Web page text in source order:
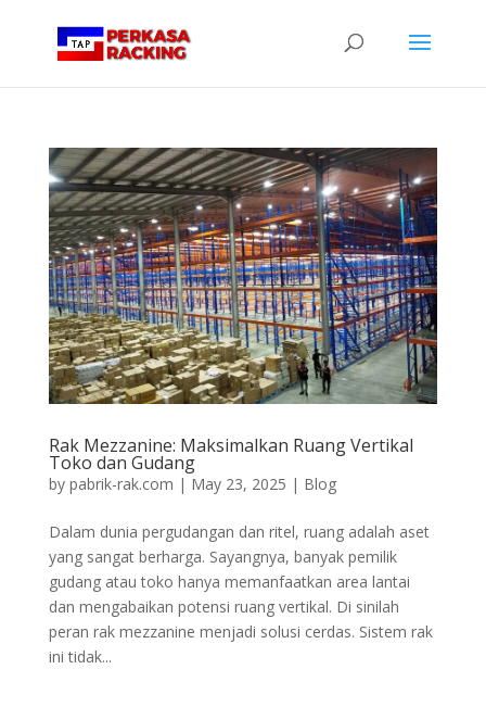
Rak Mezzanine: Maksimalkan Ruang Vertikal
Toko dan Gudang
by pabrik-rak.com | May 23, 2025 | Blog
Dalam dunia pergudangan dan ritel, ruang adalah aset
yang sangat berharga. Sayangnya, banyak pemilik
gudang atau toko hanya memanfaatkan area lantai
dan mengabaikan potensi ruang vertikal. Di sinilah
peran rak mezzanine menjadi solusi cerdas. Sistem rak
ini tidak...